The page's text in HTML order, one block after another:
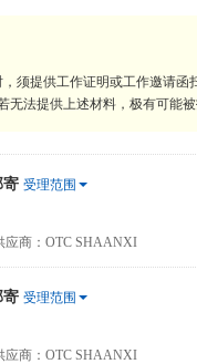
须提供工作证明或工作邀请
无法提供上述材料，极有可能
寄 受理范围
应商：OTC SHAANXI
寄 受理范围
应商：OTC SHAANXI